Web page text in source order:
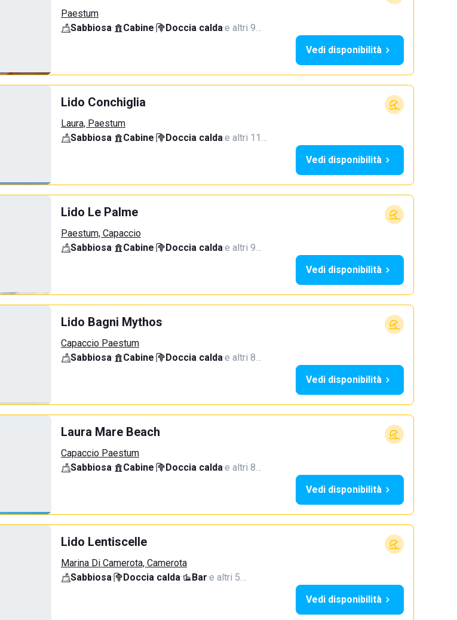
Paestum
Sabbiosa· Cabine· Doccia calda·e altri 9…
Vedi disponibilità
Lido Conchiglia
Laura, Paestum
Sabbiosa· Cabine· Doccia calda·e altri 11…
Vedi disponibilità
Lido Le Palme
Paestum, Capaccio
Sabbiosa· Cabine· Doccia calda·e altri 9…
Vedi disponibilità
Lido Bagni Mythos
Capaccio Paestum
Sabbiosa· Cabine· Doccia calda·e altri 8…
Vedi disponibilità
Laura Mare Beach
Capaccio Paestum
Sabbiosa· Cabine· Doccia calda·e altri 8…
Vedi disponibilità
Lido Lentiscelle
Marina Di Camerota, Camerota
Sabbiosa· Doccia calda· Bar·e altri 5…
Vedi disponibilità